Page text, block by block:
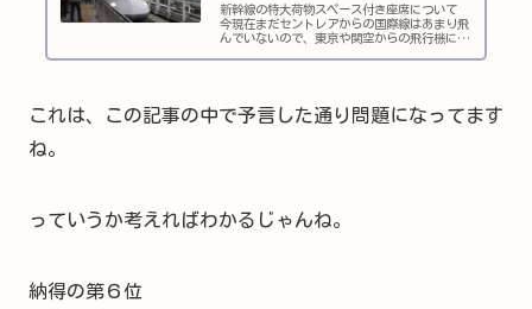
新幹線の特大荷物スペース付き座席について
今現在まだセントレアからの国際線はあまり飛
んでいないので、東京や関空からの飛行機に乗
ないのだろうけど、
これは、この記事の中で予言した通り問題になってます
ね。
っていうか考えればわかるじゃんね。
納得の第６位